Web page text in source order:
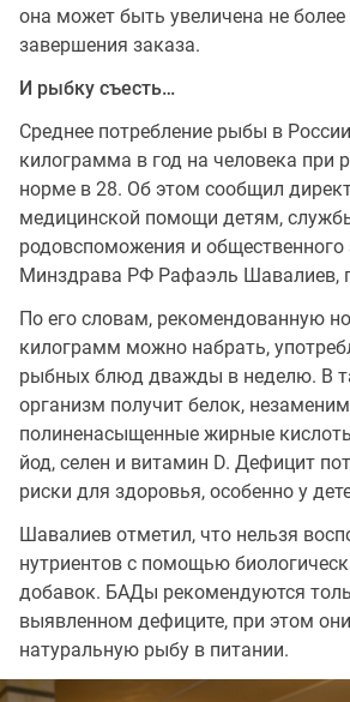
она может быть увеличена не
завершения заказа.
И рыбку съесть…
Среднее потребление рыбы в
килограмма в год на человека при
норме в 28. Об этом сообщил
медицинской помощи детям,
родовспоможения и общественного
Минздрава РФ Рафаэль Шавалиев,
По его словам, рекомендованную
килограмм можно набрать,
рыбных блюд дважды в неделю. В
организм получит белок,
полиненасыщенные жирные
йод, селен и витамин D. Дефицит
риски для здоровья, особенно у
Шавалиев отметил, что нельзя
нутриентов с помощью
добавок. БАДы рекомендуются
выявленном дефиците, при этом
натуральную рыбу в питании.